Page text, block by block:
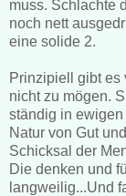
muss. Schlachte
noch nett
eine solide 2.
Prinzipiell gibt es
nicht zu mögen.
ständig in
Natur von Gut
Schicksal der
Die denken und
langweilig...Und